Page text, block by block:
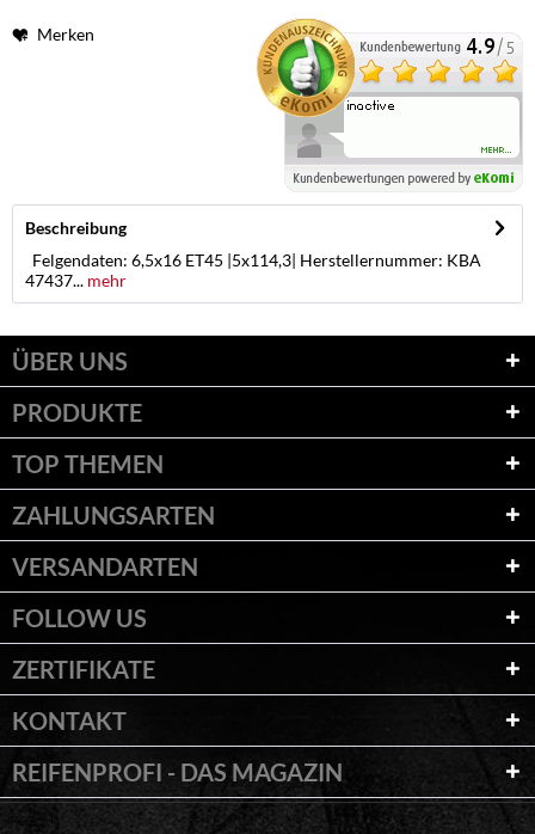
Merken
Beschreibung
Felgendaten: 6,5x16 ET45 |5x114,3| Herstellernummer: KBA
47437... mehr
ÜBER UNS
PRODUKTE
TOP THEMEN
ZAHLUNGSARTEN
VERSANDARTEN
FOLLOW US
ZERTIFIKATE
KONTAKT
REIFENPROFI - DAS MAGAZIN